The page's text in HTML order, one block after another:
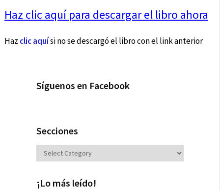
Haz clic aquí para descargar el libro ahora
Haz clic aquísi no se descargó el libro con el link anterior
Síguenos en Facebook
Secciones
Secciones
¡Lo más leído!